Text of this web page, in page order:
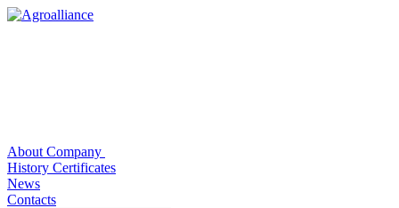
About Company
History Certificates
News
Contacts